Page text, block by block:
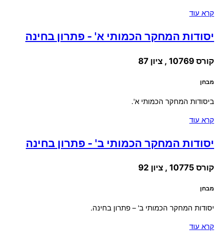
קרא עוד
יסודות המחקר הכמותי א' - פתרון בחינה
קורס 10769 , ציון 87
מבחן
ביסודות המחקר הכמותי א'.
קרא עוד
יסודות המחקר הכמותי ב' - פתרון בחינה
קורס 10775 , ציון 92
מבחן
יסודות המחקר הכמותי ב' – פתרון בחינה.
קרא עוד